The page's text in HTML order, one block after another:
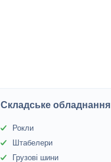
Складське обладнання
Рокли
Штабелери
Грузові шини